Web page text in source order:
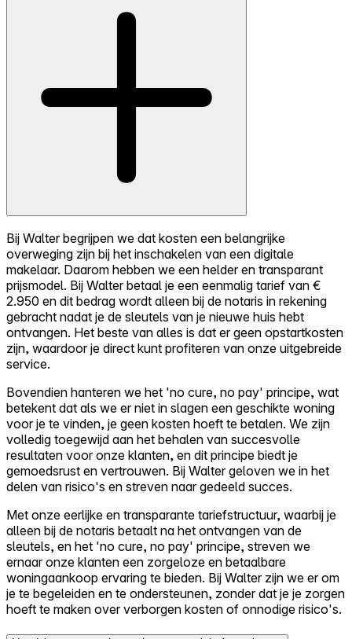
Bij Walter begrijpen we dat kosten een belangrijke
overweging zijn bij het inschakelen van een digitale
makelaar. Daarom hebben we een helder en transparant
prijsmodel. Bij Walter betaal je een eenmalig tarief van €
2.950 en dit bedrag wordt alleen bij de notaris in rekening
gebracht nadat je de sleutels van je nieuwe huis hebt
ontvangen. Het beste van alles is dat er geen opstartkosten
zijn, waardoor je direct kunt profiteren van onze uitgebreide
service.
Bovendien hanteren we het 'no cure, no pay' principe, wat
betekent dat als we er niet in slagen een geschikte woning
voor je te vinden, je geen kosten hoeft te betalen. We zijn
volledig toegewijd aan het behalen van succesvolle
resultaten voor onze klanten, en dit principe biedt je
gemoedsrust en vertrouwen. Bij Walter geloven we in het
delen van risico's en streven naar gedeeld succes.
Met onze eerlijke en transparante tariefstructuur, waarbij je
alleen bij de notaris betaalt na het ontvangen van de
sleutels, en het 'no cure, no pay' principe, streven we
ernaar onze klanten een zorgeloze en betaalbare
woningaankoop ervaring te bieden. Bij Walter zijn we er om
je te begeleiden en te ondersteunen, zonder dat je je zorgen
hoeft te maken over verborgen kosten of onnodige risico's.